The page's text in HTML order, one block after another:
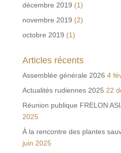
décembre 2019 (1)
novembre 2019 (2)
octobre 2019 (1)
Articles récents
Assemblée générale 2026 4
Actualités rudiennes 2025 22
Réunion publique FRELON
2025
À la rencontre des plantes
juin 2025